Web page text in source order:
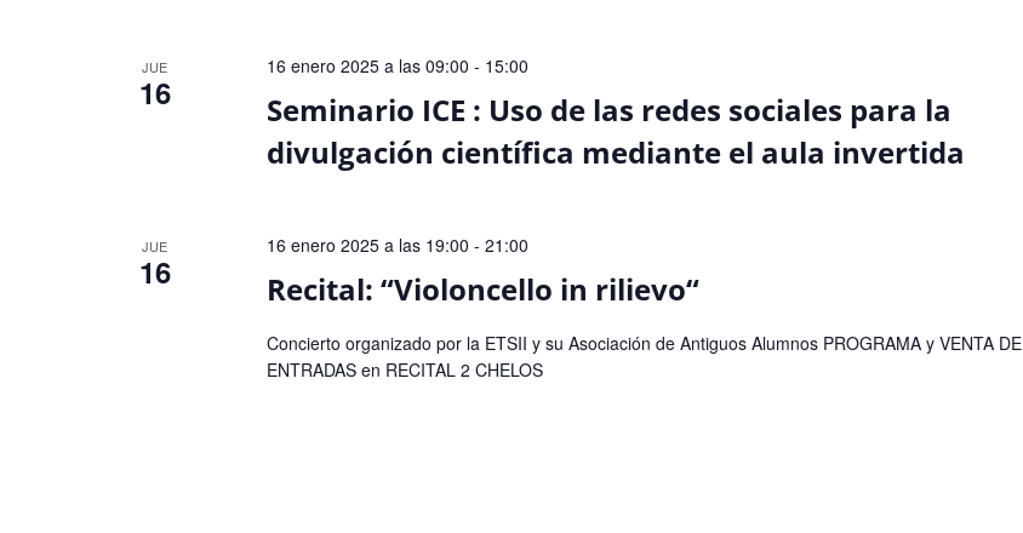
JUE
16
Seminario ICE : Uso de las redes sociales para la
divulgación científica mediante el aula invertida
16 enero 2025 a las 09:00 - 15:00
JUE
16 Recital: “Violoncello in rilievo“
16 enero 2025 a las 19:00 - 21:00
Concierto organizado por la ETSII y su Asociación de Antiguos Alumnos PROGRAMA y VENTA DE
ENTRADAS en RECITAL 2 CHELOS